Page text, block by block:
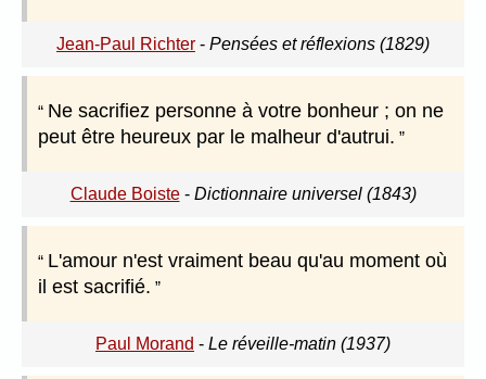
Jean-Paul Richter - Pensées et réflexions (1829)
Ne sacrifiez personne à votre bonheur ; on ne
peut être heureux par le malheur d'autrui.
Claude Boiste- Dictionnaire universel (1843)
L'amour n'est vraiment beau qu'au moment où
il est sacrifié.
Paul Morand - Le réveille-matin (1937)